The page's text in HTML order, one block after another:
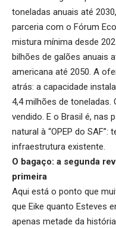
toneladas anuais até
parceria com o Fórum
mistura mínima desde
bilhões de galões anuais
americana até 2050. A
atrás: a capacidade
4,4 milhões de toneladas.
vendido. E o Brasil é, nas
natural à “OPEP do
infraestrutura existente.
O bagaço: a segunda
primeira
Aqui está o ponto que
que Eike quanto Esteves
apenas metade da